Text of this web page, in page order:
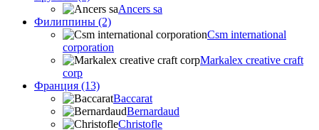
Ancers sa
Филиппины (2)
Csm international
corporation
Markalex creative craft
corp
Франция (13)
Baccarat
Bernardaud
Christofle